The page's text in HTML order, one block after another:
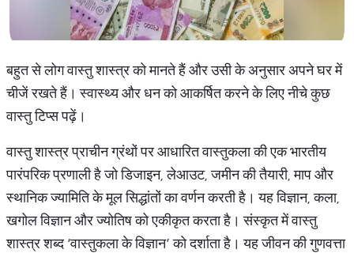
बहुत से लोग वास्तु शास्त्र को मानते हैं और उसी के अनुसार अपने घर में
चीजें रखते हैं। स्वास्थ्य और धन को आकर्षित करने के लिए नीचे कुछ
वास्तु टिप्स पढ़ें।
वास्तु शास्त्र प्राचीन ग्रंथों पर आधारित वास्तुकला की एक भारतीय
पारंपरिक प्रणाली है जो डिजाइन, लेआउट, जमीन की तैयारी, माप और
स्थानिक ज्यामिति के मूल सिद्धांतों का वर्णन करती है। यह विज्ञान, कला,
खगोल विज्ञान और ज्योतिष को एकीकृत करता है। संस्कृत में वास्तु
शास्त्र शब्द ‘वास्तुकला के विज्ञान’ को दर्शाता है। यह जीवन की गुणवत्ता